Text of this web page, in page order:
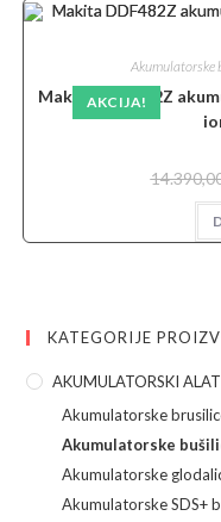
AKCIJA!
Akumulatorske
Makita DDF482Z
KATEGORIJE
AKUMULATORSKI ALAT
Akumulatorske
Akumulatorske
Akumulatorske
Akumulatorske SDS+